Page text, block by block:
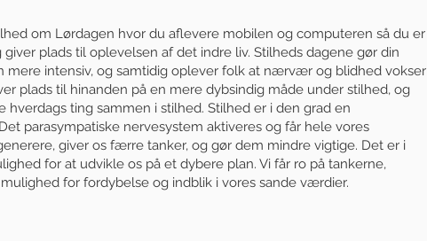
om Lørdagen hvor du aflevere mobilen og computeren så du er
plads til oplevelsen af det indre liv. Stilheds dagene gør din
mere intensiv, og samtidig oplever folk at nærvær og blidhed vokser
plads til hinanden på en mere dybsindig måde under stilhed, og
hverdags ting sammen i stilhed. Stilhed er i den grad en
parasympatiske nervesystem aktiveres og får hele vores
giver os færre tanker, og gør dem mindre vigtige. Det er i
for at udvikle os på et dybere plan. Vi får ro på tankerne,
for fordybelse og indblik i vores sande værdier.